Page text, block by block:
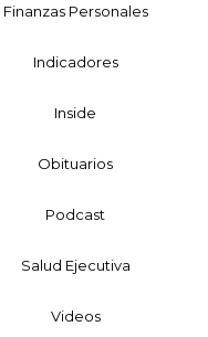
Finanzas Personales
Indicadores
Inside
Obituarios
Podcast
Salud Ejecutiva
Videos